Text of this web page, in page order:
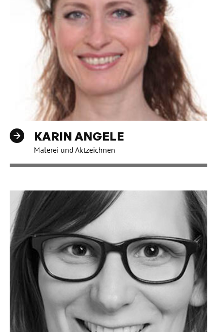
KARIN ANGELE
Malerei und Aktzeichnen